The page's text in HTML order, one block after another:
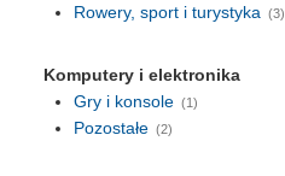
Rowery, sport i turystyka (3)
Komputery i elektronika
Gry i konsole (1)
Pozostałe (2)